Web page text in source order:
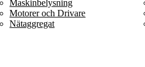
Maskinbelysning
Motorer och Drivare
Nätaggregat